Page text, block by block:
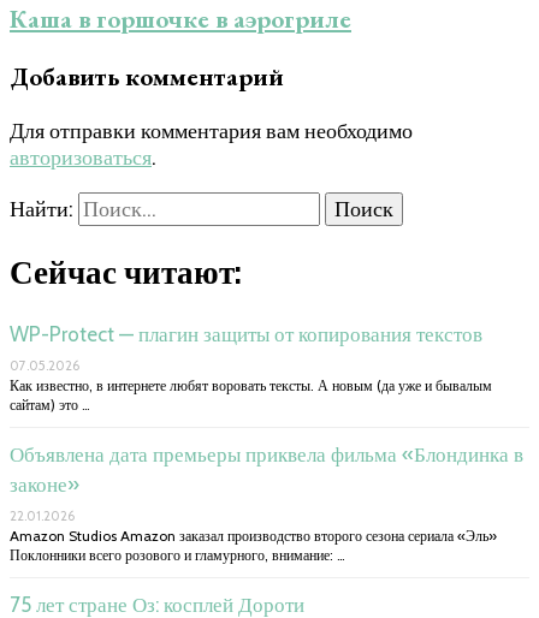
Каша в горшочке в аэрогриле
Добавить комментарий
Для отправки комментария вам необходимо
авторизоваться.
Найти:
Сейчас читают:
WP-Protect — плагин защиты от копирования текстов
07.05.2026
Как известно, в интернете любят воровать тексты. А новым (да уже и бывалым
сайтам) это …
Объявлена дата премьеры приквела фильма «Блондинка в
законе»
22.01.2026
Amazon Studios Amazon заказал производство второго сезона сериала «Эль»
Поклонники всего розового и гламурного, внимание: …
75 лет стране Оз: косплей Дороти